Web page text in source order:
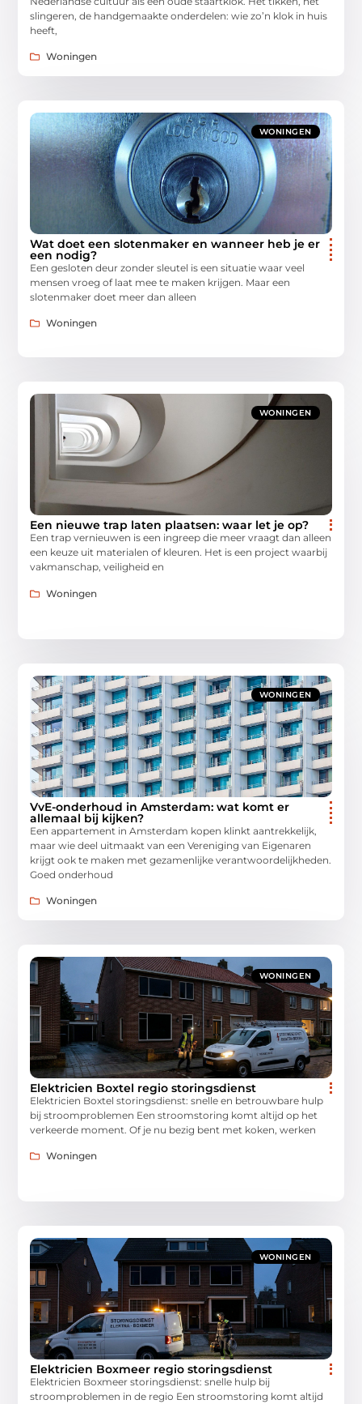
slingeren, de handgemaakte onderdelen: wie zo’n klok in huis
heeft,
Woningen
WONINGEN
Wat doet een slotenmaker en wanneer heb je er
een nodig?
Een gesloten deur zonder sleutel is een situatie waar veel
mensen vroeg of laat mee te maken krijgen. Maar een
slotenmaker doet meer dan alleen
Woningen
WONINGEN
Een nieuwe trap laten plaatsen: waar let je op?
Een trap vernieuwen is een ingreep die meer vraagt dan alleen
een keuze uit materialen of kleuren. Het is een project waarbij
vakmanschap, veiligheid en
Woningen
WONINGEN
VvE-onderhoud in Amsterdam: wat komt er
allemaal bij kijken?
Een appartement in Amsterdam kopen klinkt aantrekkelijk,
maar wie deel uitmaakt van een Vereniging van Eigenaren
krijgt ook te maken met gezamenlijke verantwoordelijkheden.
Goed onderhoud
Woningen
WONINGEN
Elektricien Boxtel regio storingsdienst
Elektricien Boxtel storingsdienst: snelle en betrouwbare hulp
bij stroomproblemen Een stroomstoring komt altijd op het
verkeerde moment. Of je nu bezig bent met koken, werken
Woningen
WONINGEN
Elektricien Boxmeer regio storingsdienst
Elektricien Boxmeer storingsdienst: snelle hulp bij
stroomproblemen in de regio Een stroomstoring komt altijd